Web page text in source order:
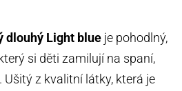
dlouhý Light blue je pohodlný,
si děti zamilují na spaní,
z kvalitní látky, která je